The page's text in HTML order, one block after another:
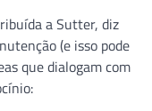
a Sutter, diz
(e isso pode
que dialogam com